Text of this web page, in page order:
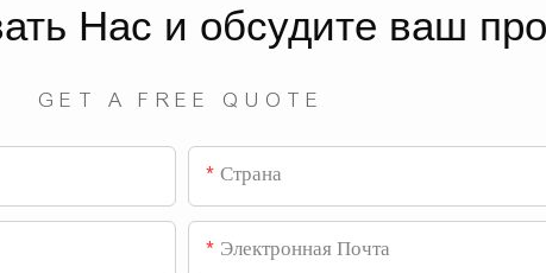
Нас и обсудите ваш
GET A FREE QUOTE
Страна
Электронная Почта